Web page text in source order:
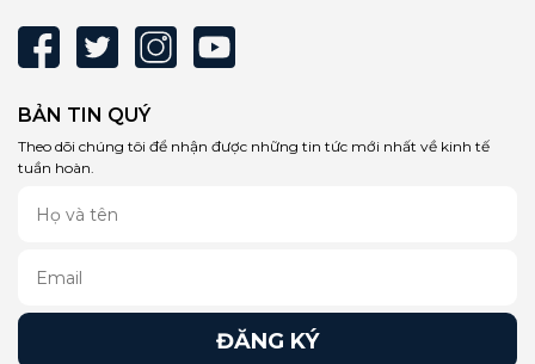
BẢN TIN QUÝ
Theo dõi chúng tôi để nhận được những tin tức mới nhất về kinh tế
tuần hoàn.